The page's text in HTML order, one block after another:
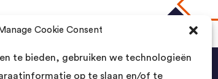
Manage Cookie Consent
te bieden, gebruiken we technologieën
op te slaan en/of te